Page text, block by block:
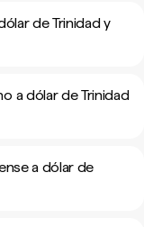
de Trinidad y
a dólar de Trinidad
a dólar de